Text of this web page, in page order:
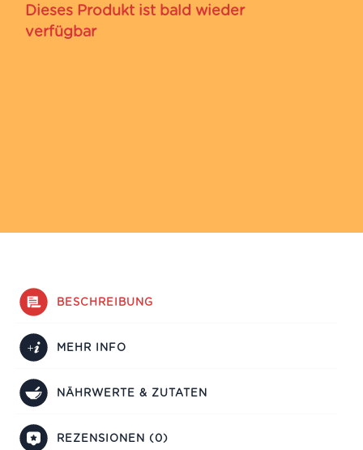
Dieses Produkt ist bald wieder
verfügbar
BESCHREIBUNG
MEHR INFO
NÄHRWERTE & ZUTATEN
REZENSIONEN (0)